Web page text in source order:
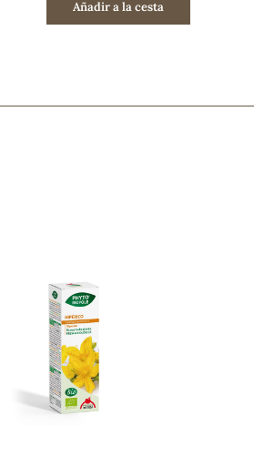
Higiene personal
Labiales
Higiene íntima
Añadir a la cesta